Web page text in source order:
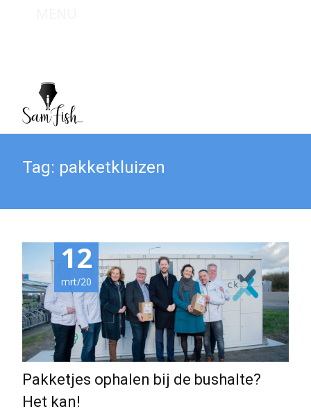
Tag: pakketkluizen
12
mrt/20
Pakketjes ophalen bij de bushalte?
Het kan!